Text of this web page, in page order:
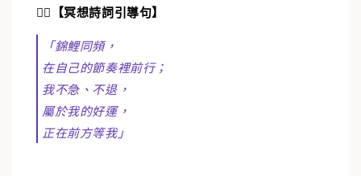
🧘‍♀️【冥想詩詞引導句】
「錦鯉同頻，
在自己的節奏裡前行；
我不急、不退，
屬於我的好運，
正在前方等我」